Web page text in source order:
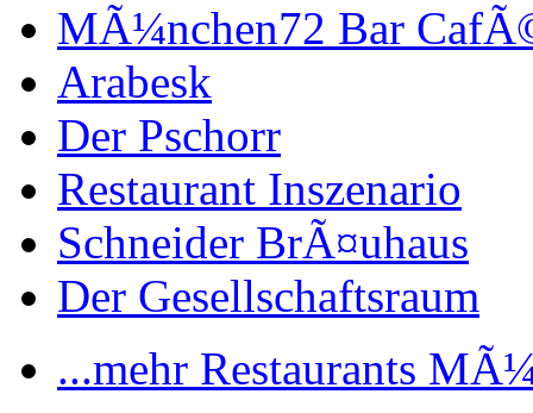
MÃ¼nchen72 Bar
Arabesk
Der Pschorr
Restaurant Inszenario
Schneider BrÃ¤uhaus
Der Gesellschaftsraum
...mehr Restaurants